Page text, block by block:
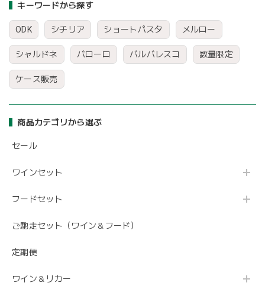
キーワードから探す
ODK シチリア ショートパスタ メルロー
シャルドネ バローロ バルバレスコ 数量限定
ケース販売
商品カテゴリから選ぶ
セール
ワインセット
フードセット
ご馳走セット（ワイン＆フード）
定期便
ワイン＆リカー